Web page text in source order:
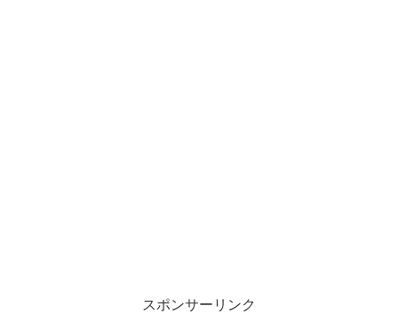
スポンサーリンク